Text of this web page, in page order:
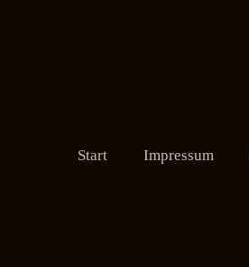
Start Impressum